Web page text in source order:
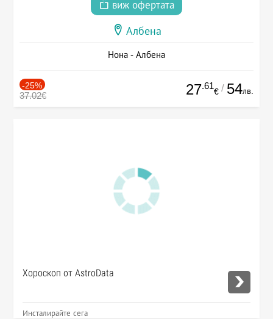
виж офертата
Албена
Нона - Албена
-25%
37.02€ 27.61
€ / 54лв.
Хороскоп от AstroData
Инсталирайте сега